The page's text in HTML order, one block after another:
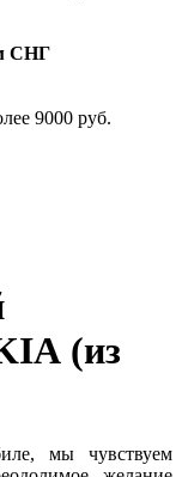
СНГ
9000 руб.
(из
мы чувствуем